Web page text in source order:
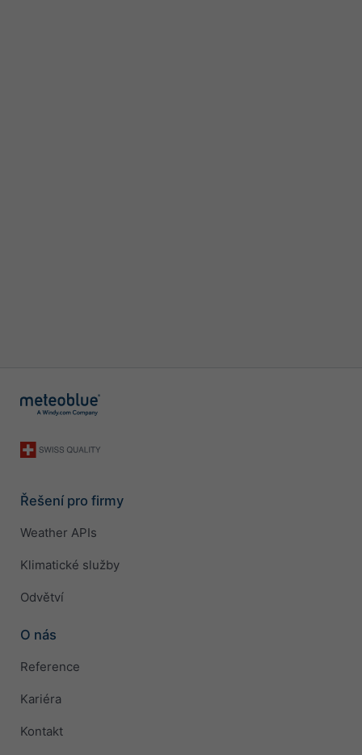
Řešení pro firmy
Weather APIs
Klimatické služby
Odvětví
O nás
Reference
Kariéra
Kontakt